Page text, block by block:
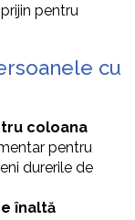
pentru
cu
coloana
pentru
durerile de
înaltă